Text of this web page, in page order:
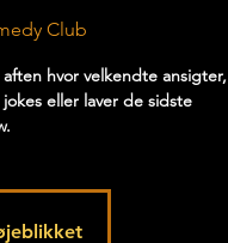
Club
hvor velkendte ansigter,
eller laver de sidste